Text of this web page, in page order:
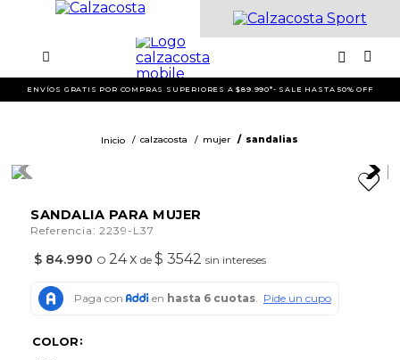
ENVÍOS GRATIS POR COMPRAS SUPERIORES A $89.990*- SALE HASTA 50% OFF
calzacosta mujer sandalias
SANDALIA PARA MUJER
Referencia :2239-L37
$ 84.990 O 24x de$ 3542 sin intereses
COLOR